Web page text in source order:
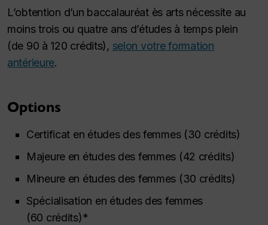
L’obtention d’un baccalauréat ès arts nécessite au
moins trois ou quatre ans d’études à temps plein
(de 90 à 120 crédits), selon votre formation
antérieure.
Options
Certificat en études des femmes (30 crédits)
Majeure en études des femmes (42 crédits)
Mineure en études des femmes (30 crédits)
Spécialisation en études des femmes
(60 crédits)*